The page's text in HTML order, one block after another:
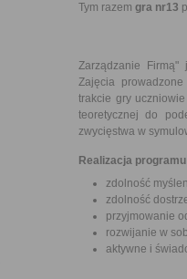
Tym razem gra nr13
Zarządzanie Firmą"
Zajęcia
trakcie gry
teoretycznej do
zwycięstwa w
Realizacja
zdolność
zdolność
przyjmowanie
rozwijanie w
aktywne i